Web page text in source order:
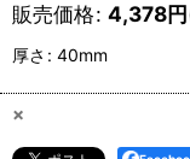
販売価格: 4,378円
厚さ : 40mm
×